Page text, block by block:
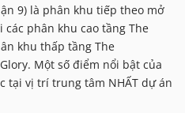
9) là phân khu tiếp theo mở
phân khu cao tầng The
khu thấp tầng The
Một số điểm nổi bật của
tại vị trí trung tâm NHẤT dự án